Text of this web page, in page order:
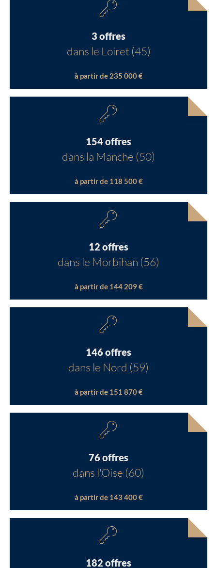
3 offres
dans le Loiret (45)
à partir de 235 000 €
154 offres
dans la Manche (50)
à partir de 118 500 €
12 offres
dans le Morbihan (56)
à partir de 144 209 €
146 offres
dans le Nord (59)
à partir de 151 870 €
76 offres
dans l'Oise (60)
à partir de 143 400 €
182 offres